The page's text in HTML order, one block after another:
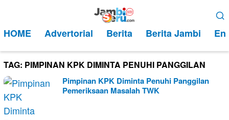
kontenMobile
HOME Advertorial Berita Berita Jambi
TAG: PIMPINAN KPK DIMINTA PENUHI PANGGILAN
Pimpinan KPK Diminta Penuhi Panggilan
Pemeriksaan Masalah TWK